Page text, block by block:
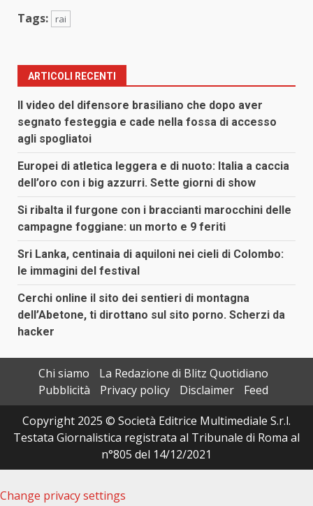
Tags: rai
ARTICOLI RECENTI
Il video del difensore brasiliano che dopo aver
segnato festeggia e cade nella fossa di accesso
agli spogliatoi
Europei di atletica leggera e di nuoto: Italia a caccia
dell’oro con i big azzurri. Sette giorni di show
Si ribalta il furgone con i braccianti marocchini delle
campagne foggiane: un morto e 9 feriti
Sri Lanka, centinaia di aquiloni nei cieli di Colombo:
le immagini del festival
Cerchi online il sito dei sentieri di montagna
dell’Abetone, ti dirottano sul sito porno. Scherzi da
hacker
Chi siamo
La Redazione di Blitz Quotidiano
Pubblicità
Privacy policy Disclaimer
Feed
Copyright 2025 © Società Editrice Multimediale S.r.l.
Testata Giornalistica registrata al Tribunale di Roma al
n°805 del 14/12/2021
Change privacy settings